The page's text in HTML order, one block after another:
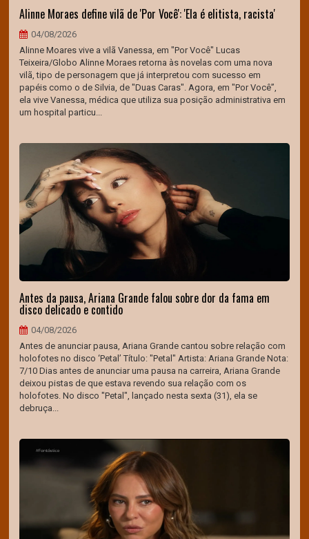
Alinne Moraes define vilã de 'Por Você': 'Ela é elitista, racista'
04/08/2026
Alinne Moares vive a vilã Vanessa, em "Por Você" Lucas
Teixeira/Globo Alinne Moraes retorna às novelas com uma nova
vilã, tipo de personagem que já interpretou com sucesso em
papéis como o de Silvia, de "Duas Caras". Agora, em "Por Você”,
ela vive Vanessa, médica que utiliza sua posição administrativa em
um hospital particu...
Antes da pausa, Ariana Grande falou sobre dor da fama em
disco delicado e contido
04/08/2026
Antes de anunciar pausa, Ariana Grande cantou sobre relação com
holofotes no disco ‘Petal’ Título: "Petal" Artista: Ariana Grande Nota:
7/10 Dias antes de anunciar uma pausa na carreira, Ariana Grande
deixou pistas de que estava revendo sua relação com os
holofotes. No disco "Petal", lançado nesta sexta (31), ela se
debruça...